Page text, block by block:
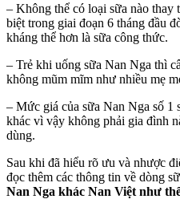
– Không thể có loại sữa nào thay
biệt trong giai đoạn 6 tháng đầu
kháng thể hơn là sữa công thức.
– Trẻ khi uống sữa Nan Nga thì
không mũm mĩm như nhiều mẹ
– Mức giá của sữa Nan Nga số 1
khác vì vậy không phải gia đình
dùng.
Sau khi đã hiểu rõ ưu và nhược
đọc thêm các thông tin về dòng
Nan Nga khác Nan Việt như